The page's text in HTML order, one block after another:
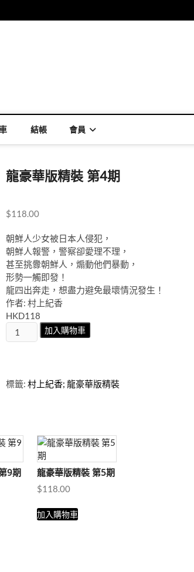
結帳 會員
龍豪華版精裝 第4期
$118.00
朝鮮人少女被日本人侵犯，
朝鮮人報警，警察卻愛理不理，
甚至挑釁朝鮮人，煽動他們暴動，
形勢一觸即發！
龍四出奔走，想盡力避免最壞情況發生！
作者: 村上紀香
HKD118
豪
精
數
加入購物車
標籤: 村上紀香; 龍豪華版精裝
9期 龍豪華版精裝 第5期
$118.00
加入購物車